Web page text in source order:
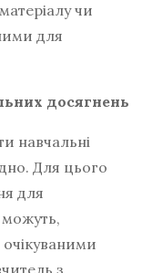
чи
для
досягнень
навчальні
Для цього
для
з